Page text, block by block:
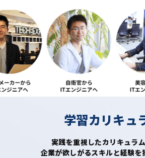
学習カリキュ
実践を重視したカリキュラム
企業が欲しがるスキルと経験を